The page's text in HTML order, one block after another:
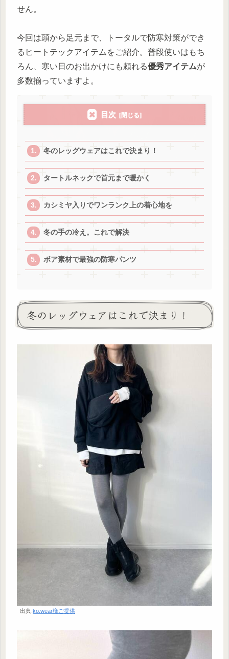
せん。
今回は頭から足元まで、トータルで防寒対策ができ
るヒートテックアイテムをご紹介。普段使いはもち
ろん、寒い日のお出かけにも頼れる優秀アイテムが
多数揃っていますよ。
目次
冬のレッグウェアはこれで決まり！
タートルネックで首元まで暖かく
カシミヤ入りでワンランク上の着心地を
冬の手の冷え。これで解決
ボア素材で最強の防寒パンツ
冬のレッグウェアはこれで決まり！
出典:ko.wear様ご提供